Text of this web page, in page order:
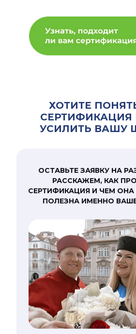
ХОТИТЕ
УСИЛИТЬ ВАШУ
ОСТАВЬТЕ ЗАЯВКУ НА
РАССКАЖЕМ, КАК
СЕРТИФИКАЦИЯ И ЧЕМ
ПОЛЕЗНА ИМЕННО